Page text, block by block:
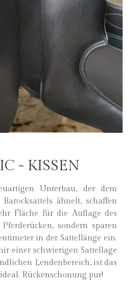
- KISSEN
Unterbau, der dem
ähnelt, schaffen
Fläche für die Auflage des
sondern sparen
in der Sattellänge ein.
einer schwierigen Sattellage
Lendenbereich, ist das
Rückenschonung pur!